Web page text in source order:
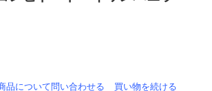
品について問い合わせる 買い物を続ける